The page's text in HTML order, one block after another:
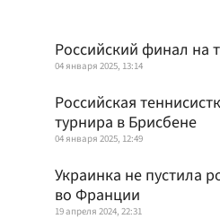
Российский финал на
04 января 2025, 13:14
Российская
турнира в Брисбене
04 января 2025, 12:49
Украинка не пустила
во Франции
19 апреля 2024, 22:31